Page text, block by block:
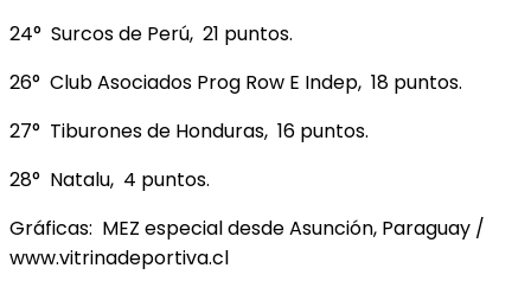
24° Surcos de Perú, 21 puntos.
26° Club Asociados Prog Row E Indep, 18 puntos.
27° Tiburones de Honduras, 16 puntos.
28° Natalu, 4 puntos.
Gráficas: MEZ especial desde Asunción, Paraguay /
www.vitrinadeportiva.cl